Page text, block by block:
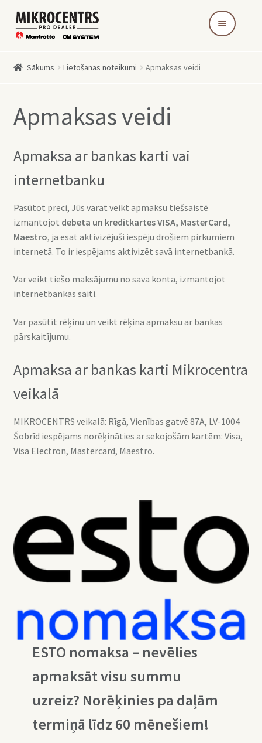
Skip
to
Skip
to
Sākums Lietošanas noteikumi Apmaksas veidi
Apmaksas veidi
Apmaksa ar bankas karti vai
internetbanku
Pasūtot preci, Jūs varat veikt apmaksu tiešsaistē
izmantojot debeta un kredītkartes VISA, MasterCard,
Maestro, ja esat aktivizējuši iespēju drošiem pirkumiem
internetā. To ir iespējams aktivizēt savā internetbankā.
Var veikt tiešo maksājumu no sava konta, izmantojot
internetbankas saiti.
Var pasūtīt rēķinu un veikt rēķina apmaksu ar bankas
pārskaitījumu.
Apmaksa ar bankas karti Mikrocentra
veikalā
MIKROCENTRS veikalā: Rīgā, Vienības gatvē 87A, LV-1004
Šobrīd iespējams norēķināties ar sekojošām kartēm: Visa,
Visa Electron, Mastercard, Maestro.
ESTO nomaksa – nevēlies
apmaksāt visu summu
uzreiz? Norēķinies pa daļām
termiņā līdz 60 mēnešiem!